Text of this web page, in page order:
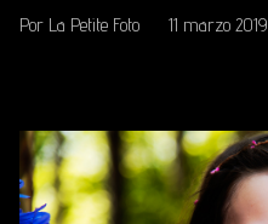
Por La Petite Foto 11 marzo 2019